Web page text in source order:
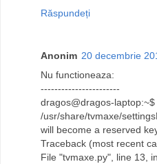
Răspundeți
Anonim 20 decembrie
Nu functioneaza:
-----------------------
dragos@dragos-laptop:~$
/usr/share/tvmaxe/
will become a reserved
Traceback (most recent
File "tvmaxe.py", line 13, in